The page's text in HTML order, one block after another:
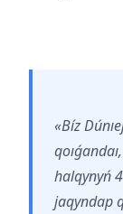
«Bíz
halqynyń
jaqyndap